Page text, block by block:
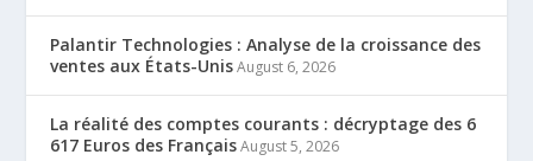
Palantir Technologies : Analyse de la croissance des
ventes aux États-Unis August 6, 2026
La réalité des comptes courants : décryptage des 6
617 Euros des Français August 5, 2026